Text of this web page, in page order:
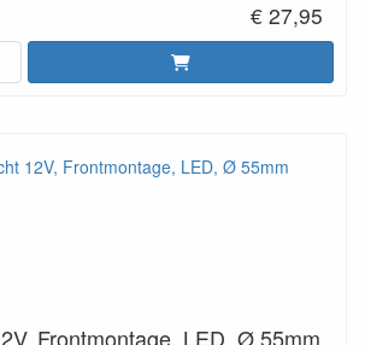
€ 27,95
Frontmontage, LED, Ø 55mm